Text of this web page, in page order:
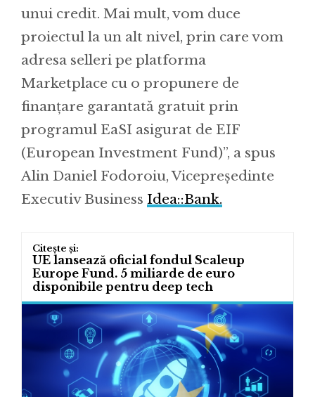
unui credit. Mai mult, vom duce
proiectul la un alt nivel, prin care vom
adresa selleri pe platforma
Marketplace cu o propunere de
finanțare garantată gratuit prin
programul EaSI asigurat de EIF
(European Investment Fund)”, a spus
Alin Daniel Fodoroiu, Vicepreședinte
Executiv Business Idea::Bank.
UE lansează oficial fondul Scaleup
Europe Fund. 5 miliarde de euro
disponibile pentru deep tech